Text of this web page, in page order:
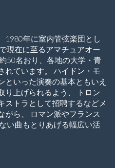
1980年に室内管弦楽団とし
現在に至るアマチュアオー
50名おり、各地の大学・青
れています。 ハイドン・モ
といった演奏の基本ともいえ
り上げられるよう、 トロン
ストラとして招聘するなどメ
がら、 ロマン派やフランス
い曲もとりあげる幅広い活